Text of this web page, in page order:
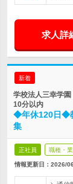
求人詳
新着
学校法人三幸学
10分以内
◆年休120日◆
集
正社員 職種・
情報更新日：2026/